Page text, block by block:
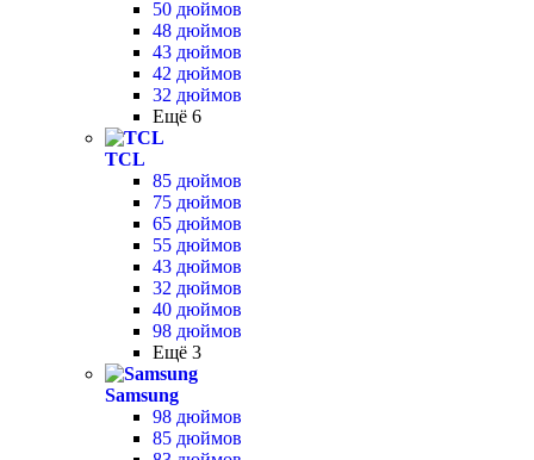
50 дюймов
48 дюймов
43 дюймов
42 дюймов
32 дюймов
Ещё 6
TCL
85 дюймов
75 дюймов
65 дюймов
55 дюймов
43 дюймов
32 дюймов
40 дюймов
98 дюймов
Ещё 3
Samsung
98 дюймов
85 дюймов